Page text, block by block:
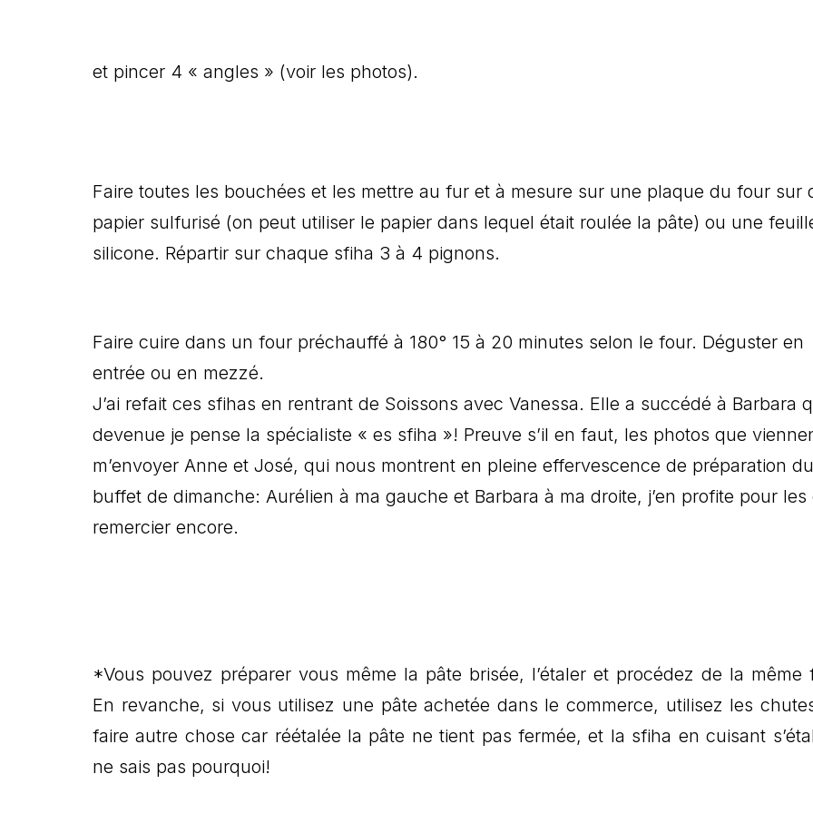
et pincer 4 « angles » (voir les photos).
Faire toutes les bouchées et les mettre au fur et à mesure sur une plaque du four sur
papier sulfurisé (on peut utiliser le papier dans lequel était roulée la pâte) ou une
silicone. Répartir sur chaque sfiha 3 à 4 pignons.
Faire cuire dans un four préchauffé à 180° 15 à 20 minutes selon le four. Déguster en
entrée ou en mezzé.
J’ai refait ces sfihas en rentrant de Soissons avec Vanessa. Elle a succédé à Barbara
devenue je pense la spécialiste « es sfiha »! Preuve s’il en faut, les photos que
m’envoyer Anne et José, qui nous montrent en pleine effervescence de préparation du
buffet de dimanche: Aurélien à ma gauche et Barbara à ma droite, j’en profite pour les
remercier encore.
*Vous pouvez préparer vous même la pâte brisée, l’étaler et procédez de la même
En revanche, si vous utilisez une pâte achetée dans le commerce, utilisez les
faire autre chose car réétalée la pâte ne tient pas fermée, et la sfiha en cuisant
ne sais pas pourquoi!